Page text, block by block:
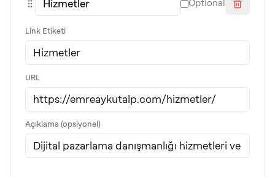
Optional
Link Etiketi
URL
Açıklama (opsiyonel)